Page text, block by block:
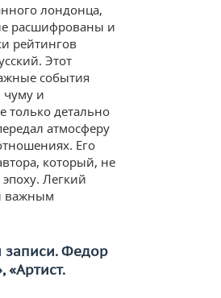
лондонца,
расшифрованы и
рейтингов
Этот
события
чуму и
только детально
атмосферу
Его
который, не
Легкий
важным
записи. Федор
«Артист.